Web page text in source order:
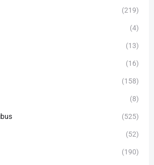
(219)
(4)
(13)
(16)
(158)
(8)
(525)
(52)
(190)